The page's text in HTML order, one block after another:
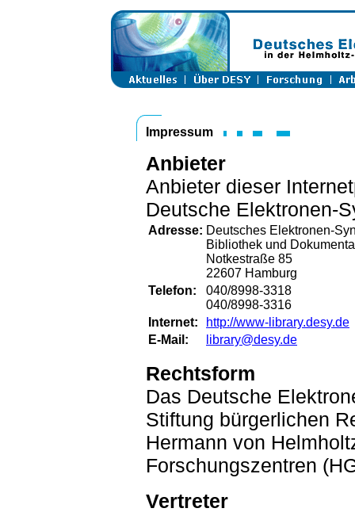
Impressum
Anbieter
Anbieter dieser
Deutsche Elektronen-
Adresse: Deutsches Elektronen-
Bibliothek und
Notkestraße 85
22607 Hamburg
Telefon:
040/8998-3318
040/8998-3316
Internet:
http://www-library.desy.de
E-Mail:
library@desy.de
Rechtsform
Das Deutsche
Stiftung bürgerlichen
Hermann von
Forschungszentren
Vertreter